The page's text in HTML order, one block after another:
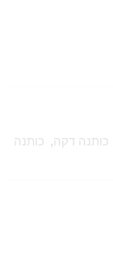
כותנה דקה, כותנה